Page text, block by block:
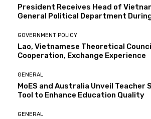
President Receives Head of
General Political Department
GOVERNMENT POLICY
Lao, Vietnamese Theoretical
Cooperation, Exchange Experience
GENERAL
MoES and Australia Unveil
Tool to Enhance Education Quality
GENERAL